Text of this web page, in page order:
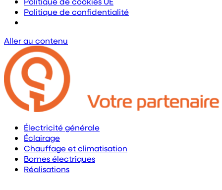
Politique de confidentialité
Aller au contenu
Électricité générale
Éclairage
Chauffage et climatisation
Bornes électriques
Réalisations